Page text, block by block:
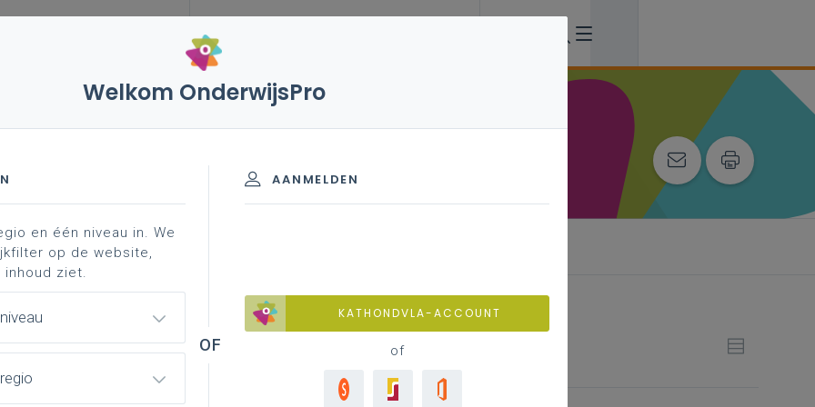
opleidingsplan vloerder-
achtergrond
duaal
Welkom OnderwijsPro
AANMELDEN
KATHONDVLA-ACCOUNT
of
en één niveau in. We
op de website,
ziet.